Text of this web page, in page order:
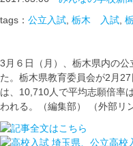
tags： 公立入試 栃木 入試
3月６日（月）、栃木県内の
た。栃木県教育委員会が2月
は、10,710人で平均志願倍率
われる。（編集部） （外部リ
埼玉県、公立高校